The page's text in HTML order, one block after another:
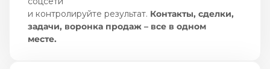
и контролируйте результат. Контакты, сделки,
задачи, воронка продаж – все в одном
месте.